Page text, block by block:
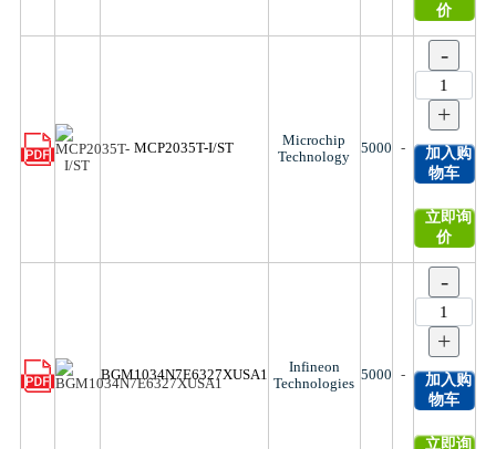
价
MCP2035T-I/ST
Microchip
Technology
5000 -
-
+
加入购
物车
立即询
价
BGM1034N7E6327XUSA1
Infineon
Technologies
5000 -
-
+
加入购
物车
立即询